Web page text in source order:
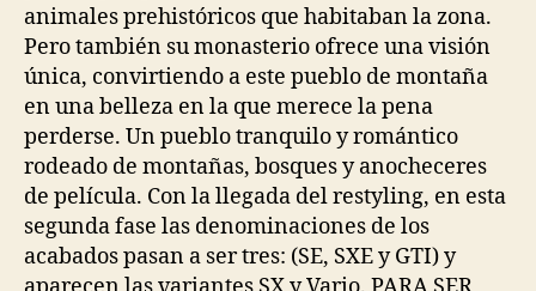
animales prehistóricos que habitaban la zona.
Pero también su monasterio ofrece una visión
única, convirtiendo a este pueblo de montaña
en una belleza en la que merece la pena
perderse. Un pueblo tranquilo y romántico
rodeado de montañas, bosques y anocheceres
de película. Con la llegada del restyling, en esta
segunda fase las denominaciones de los
acabados pasan a ser tres: (SE, SXE y GTI) y